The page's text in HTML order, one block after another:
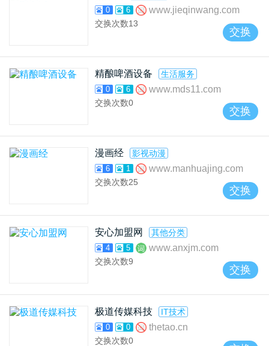
0 6 www.jieqinwang.com
交换次数13
交换
精酿啤酒设备 生活服务
0 6 www.mds11.com
交换次数0
交换
漫画经 影视动漫
6 1 www.manhuajing.com
交换次数25
交换
安心加盟网 其他分类
4 5 www.anxjm.com
交换次数9
交换
极道传媒科技 IT技术
0 0 thetao.cn
交换次数0